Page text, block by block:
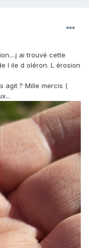
ai trouvé cette
l ile d oléron. L érosion
agit ? Mille mercis (